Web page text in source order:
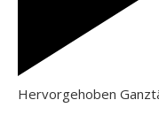
Hervorgehoben